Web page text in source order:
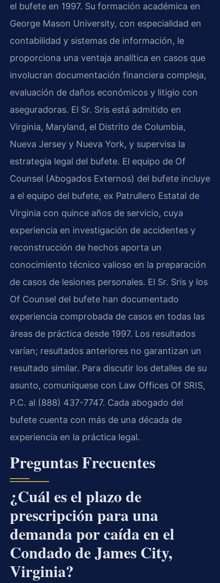
el bufete en 1997. Su formación académica en
George Mason University, con especialidad en
contabilidad y sistemas de información, le
proporciona una ventaja analítica en casos que
involucran documentación financiera compleja,
evaluación de daños económicos y litigio con
aseguradoras. El Sr. Sris está admitido en
Virginia, Maryland, el Distrito de Columbia,
Nueva Jersey y Nueva York, y supervisa la
estrategia legal del bufete. El equipo de Of
Counsel (Abogados Externos) del bufete incluye
a el equipo del bufete, ex Patrullero Estatal de
Virginia con quince años de servicio, cuya
experiencia en investigación de accidentes y
reconstrucción de hechos aporta un
conocimiento técnico valioso en la preparación
de casos de lesiones personales. El Sr. Sris y los
Of Counsel del bufete han documentado
experiencia comprobada de casos en todas las
áreas de práctica desde 1997. Los resultados
varían; resultados anteriores no garantizan un
resultado similar. Para discutir los detalles de su
asunto, comuníquese con Law Offices Of SRIS,
P.C. al (888) 437-7747. Cada abogado del
bufete cuenta con más de una década de
experiencia en la práctica legal.
Preguntas Frecuentes
¿Cuál es el plazo de
prescripción para una
demanda por caída en el
Condado de James City,
Virginia?